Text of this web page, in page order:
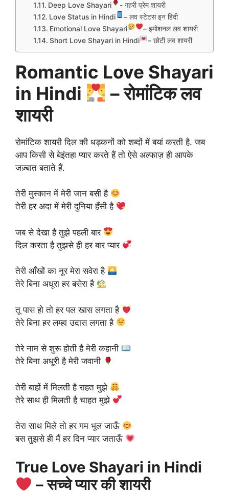
Deep Love Shayari
- गहरी प्रेम शायरी
Love Status in Hindi
– लव स्टेटस इन हिंदी
Emotional Love Shayari
– इमोशनल लव शायरी
Short Love Shayari in Hindi
– छोटी लव शायरी
Romantic Love Shayari
in Hindi
– रोमांटिक लव
शायरी
रोमांटिक शायरी दिल की धड़कनों को शब्दों में बयां करती है. जब
आप किसी से बेइंतहा प्यार करते हैं तो ऐसे अल्फाज़ ही आपके
जज़्बात बताते हैं.
तेरी मुस्कान में मेरी जान बसी है
तेरी हर अदा में मेरी दुनिया हँसी है
जब से देखा है तुझे पहली बार
दिल करता है तुझसे ही हर बार प्यार
तेरी आँखों का नूर मेरा सवेरा है
तेरे बिना अधूरा हर बसेरा है
तू पास हो तो हर पल खास लगता है
तेरे बिना हर लम्हा उदास लगता है
तेरे नाम से शुरू होती है मेरी कहानी
तेरे बिना अधूरी है मेरी जवानी
तेरी बाहों में मिलती है राहत मुझे
तेरे साथ ही मिलती है चाहत मुझे
तेरा साथ मिले तो हर गम भूल जाऊँ
बस तुझसे ही मैं हर दिन प्यार जताऊँ
True Love Shayari in Hindi
– सच्चे प्यार की शायरी